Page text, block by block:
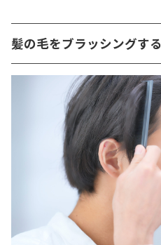
髪の毛をブラッシングする